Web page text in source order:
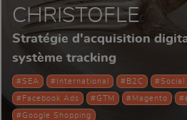
CHRISTOFLE
Stratégie d'acquisition
système tracking
#SEA #International #B2C #Social
#Facebook Ads #GTM #Magento
#Google Shopping